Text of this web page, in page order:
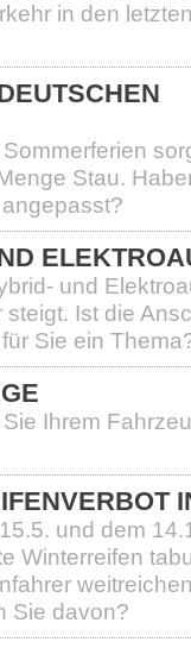
in den
Stau.
und
Ist die
Sie ein
Ihrem
und dem
Winterreifen
Sie davon?